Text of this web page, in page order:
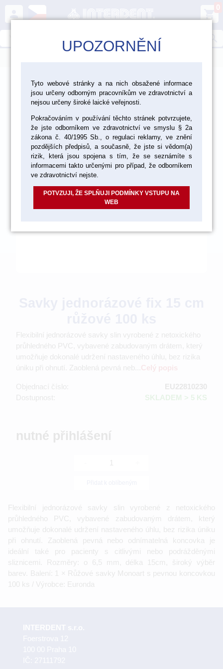
person shopping_cart
0
> Ordinace > Jednorázový materiál > Savky
Flexibilní jednorázové savky slin vyrobené z netoxického
průhledného PVC, vybavené zabudovaným drátem, který
umožňuje dokonalé udržení nastaveného úhlu, bez rizika
úniku při ohnutí. Zaoblená pevná neb...
Objednací číslo:
EU22810230
Dostupnost:
SKLADEM > 5 KS
nutné přihlášení
Flexibilní jednorázové savky slin vyrobené z netoxického
průhledného PVC, vybavené zabudovaným drátem, který
umožňuje dokonalé udržení nastaveného úhlu, bez rizika úniku
při ohnutí. Zaoblená pevná nebo odnímatelná koncovka je
ideální také pro pacienty s citlivými nebo podrážděnými
sliznicemi. Rozměry: o 6,5 mm, délka 15cm, široký výběr
barev. Balení: 1 × Růžové savky Monoart s pevnou koncovkou
100 ks / Výrobce: Euronda
UPOZORNĚNÍ
Tyto webové stránky a na nich obsažené informace
jsou určeny odborným pracovníkům ve zdravotnictví a
nejsou určeny široké laické veřejnosti.
Pokračováním v používání těchto stránek potvrzujete,
že jste odborníkem ve zdravotnictví ve smyslu § 2a
zákona č. 40/1995 Sb., o regulaci reklamy, ve znění
pozdějších předpisů, a současně, že jste si vědom(a)
rizik, která jsou spojena s tím, že se seznámíte s
informacemi takto určenými pro případ, že odborníkem
ve zdravotnictví nejste.
POTVZUJI, ŽE SPLŇUJI PODMÍNKY VSTUPU NA
WEB